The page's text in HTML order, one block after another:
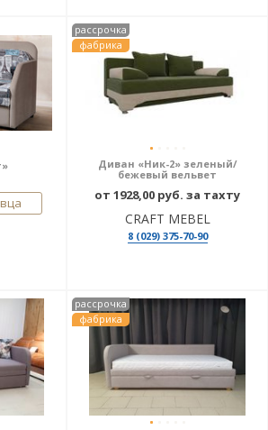
рассрочка
фабрика
Диван «Ник-2» зеленый/
бежевый вельвет
от 1928,00 руб. за тахту
CRAFT MEBEL
8 (029) 375-70-90
рассрочка
фабрика